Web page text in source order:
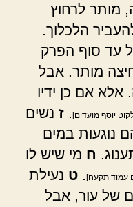
מותר לרחוץ
הלכלוך.
עד סוף הפרק
מותר. אבל
אלא אם כן ידיו
יוסף מועדים] ז נשים
נוגעות במים
ח מי שיש לו
עמוד תקעח] ט נעילת
של עור, אבל